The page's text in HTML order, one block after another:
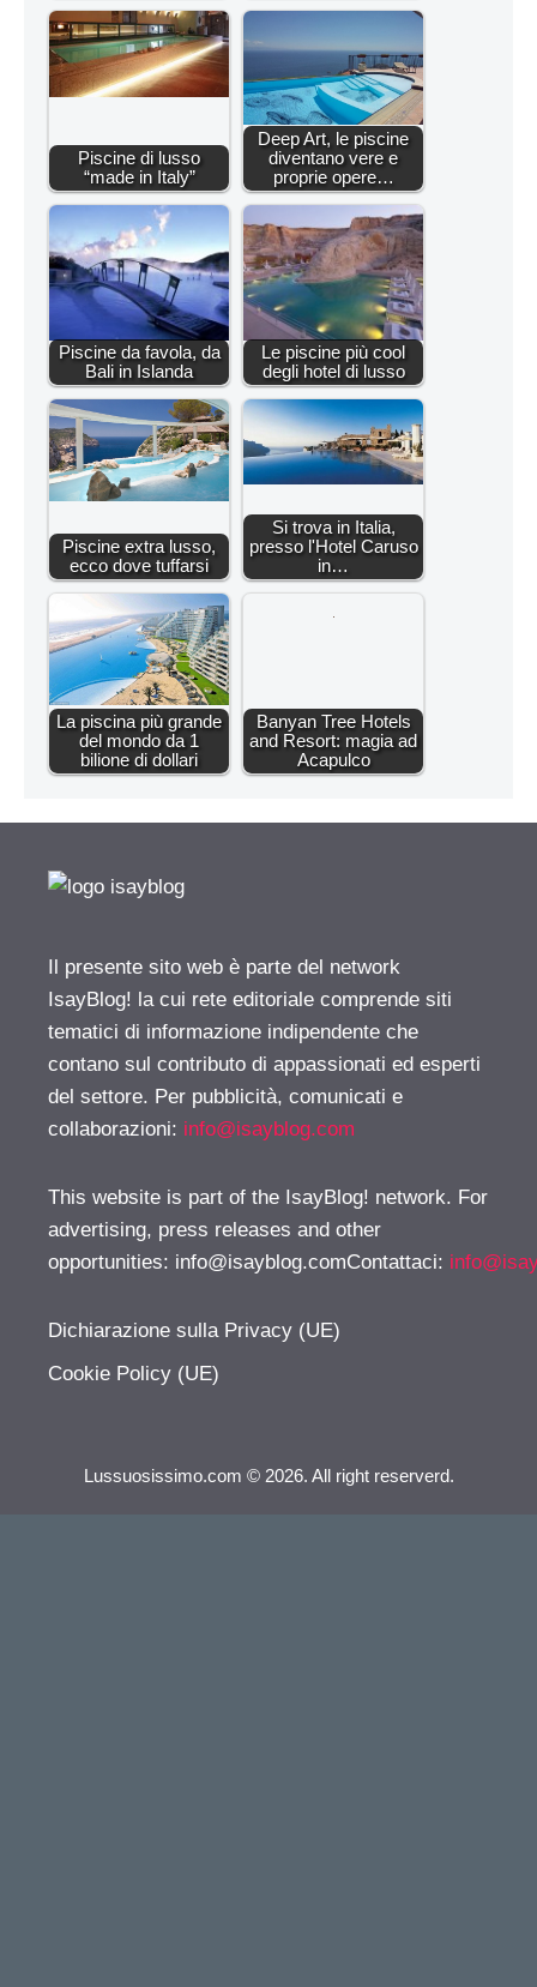
Piscine di lusso
“made in Italy”
Deep Art, le piscine
diventano vere e
proprie opere…
Piscine da favola, da
Bali in Islanda
Le piscine più cool
degli hotel di lusso
Piscine extra lusso,
ecco dove tuffarsi
Si trova in Italia,
presso l'Hotel Caruso
in…
La piscina più grande
del mondo da 1
bilione di dollari
Banyan Tree Hotels
and Resort: magia ad
Acapulco
Il presente sito web è parte del network
IsayBlog! la cui rete editoriale comprende siti
tematici di informazione indipendente che
contano sul contributo di appassionati ed esperti
del settore. Per pubblicità, comunicati e
collaborazioni: info@isayblog.com
This website is part of the IsayBlog! network. For
advertising, press releases and other
opportunities: info@isayblog.comContattaci:
Dichiarazione sulla Privacy (UE)
Cookie Policy (UE)
Lussuosissimo.com © 2026. All right reserverd.